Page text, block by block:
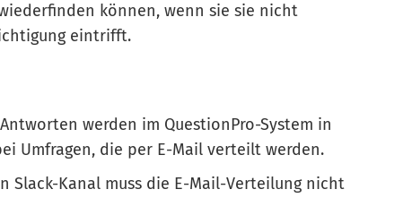
können, wenn sie sie nicht
eintrifft.
werden im QuestionPro-System in
Umfragen, die per E-Mail verteilt werden.
Slack-Kanal muss die E-Mail-Verteilung nicht